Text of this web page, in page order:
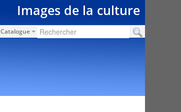
Images de la culture
Catalogue